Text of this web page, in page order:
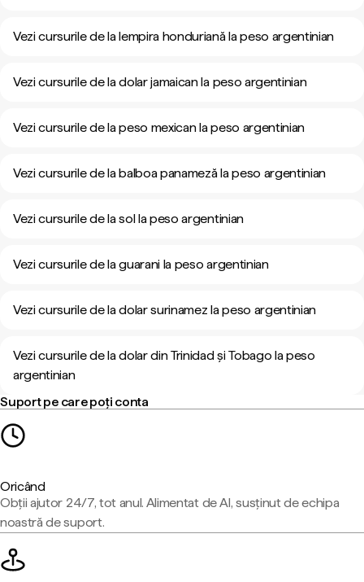
Vezi cursurile de la lempira honduriană la peso argentinian
Vezi cursurile de la dolar jamaican la peso argentinian
Vezi cursurile de la peso mexican la peso argentinian
Vezi cursurile de la balboa panameză la peso argentinian
Vezi cursurile de la sol la peso argentinian
Vezi cursurile de la guarani la peso argentinian
Vezi cursurile de la dolar surinamez la peso argentinian
Vezi cursurile de la dolar din Trinidad și Tobago la peso
argentinian
Suport pe care poți conta
Oricând
Obții ajutor 24/7, tot anul. Alimentat de AI, susținut de echipa
noastră de suport.